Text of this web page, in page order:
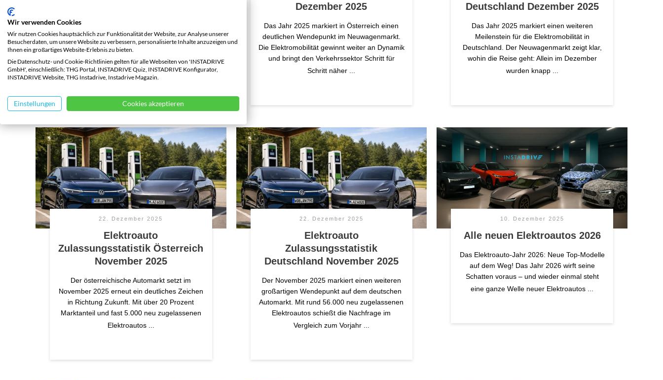
Mit 42.692 neu zugelassenen Elektroautos ist
Deutschland ins Jahr 2026 gestartet – und das
mit Nachdruck. Gegenüber Januar 2025
entspricht das einem satten Plus von...
Dezember 2025
Das Jahr 2025 markiert in Österreich einen
deutlichen Wendepunkt im Neuwagenmarkt.
Die Elektromobilität gewinnt weiter an Dynamik
und bringt den Verkehrssektor Schritt für
Schritt näher
Deutschland Dezember 2025
Das Jahr 2025 markiert einen weiteren
Meilenstein für die Elektromobilität in
Deutschland. Der Neuwagenmarkt zeigt klar,
wohin die Reise geht: Allein im Dezember
wurden knapp
22. Dezember 2025
Elektroauto
Zulassungsstatistik Österreich
November 2025
Der österreichische Automarkt setzt im
November 2025 erneut ein deutliches Zeichen
in Richtung Zukunft. Mit über 20 Prozent
Marktanteil und fast 5.000 neu zugelassenen
Elektroautos
22. Dezember 2025
Elektroauto
Zulassungsstatistik
Deutschland November 2025
Der November 2025 markiert einen weiteren
großartigen Wendepunkt auf dem deutschen
Automarkt. Mit rund 56.000 neu zugelassenen
Elektroautos schießt die Nachfrage im
Vergleich zum Vorjahr
10. Dezember 2025
Alle neuen Elektroautos 2026
Das Elektroauto-Jahr 2026: Neue Top-Modelle
auf dem Weg! Das Jahr 2026 wirft seine
Schatten voraus – und wieder einmal steht
eine ganze Welle neuer Elektroautos
Wir verwenden Cookies
Wir nutzen Cookies hauptsächlich zur Funktionalität der Website, zur Analyse unserer
Besucherdaten, um unsere Website zu verbessern, personalisierte Inhalte anzuzeigen und
Ihnen ein großartiges Website-Erlebnis zu bieten.
Die Datenschutz- und Cookie-Richtlinien gelten für alle Webseiten von 'INSTADRIVE
GmbH', einschließlich: THG Portal, INSTADRIVE Quiz, INSTADRIVE Konfigurator,
INSTADRIVE Website, THG Instadrive, Instadrive Magazin.
Einstellungen Cookies akzeptieren